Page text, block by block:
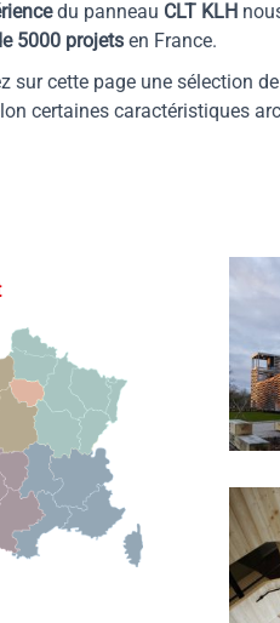
du panneau CLT KLH
5000 projets en France.
sur cette page une sélection
certaines caractéristiques